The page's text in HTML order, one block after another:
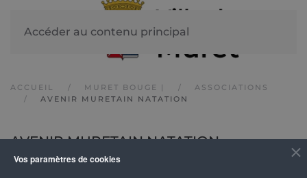
Vos paramètres de cookies
Accéder au contenu principal
ACCUEIL MURET BOUGE |
ASSOCIATIONS
AVENIR MURETAIN NATATION
AVENIR MURETAIN NATATION